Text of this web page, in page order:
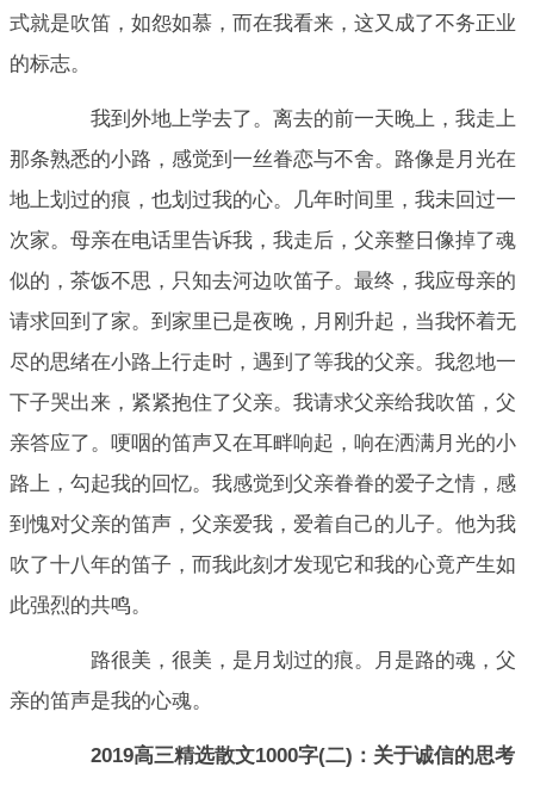
式就是吹笛，如怨如慕，而在我看来，这又成了不务正业
的标志。
我到外地上学去了。离去的前一天晚上，我走上
那条熟悉的小路，感觉到一丝眷恋与不舍。路像是月光在
地上划过的痕，也划过我的心。几年时间里，我未回过一
次家。母亲在电话里告诉我，我走后，父亲整日像掉了魂
似的，茶饭不思，只知去河边吹笛子。最终，我应母亲的
请求回到了家。到家里已是夜晚，月刚升起，当我怀着无
尽的思绪在小路上行走时，遇到了等我的父亲。我忽地一
下子哭出来，紧紧抱住了父亲。我请求父亲给我吹笛，父
亲答应了。哽咽的笛声又在耳畔响起，响在洒满月光的小
路上，勾起我的回忆。我感觉到父亲眷眷的爱子之情，感
到愧对父亲的笛声，父亲爱我，爱着自己的儿子。他为我
吹了十八年的笛子，而我此刻才发现它和我的心竟产生如
此强烈的共鸣。
路很美，很美，是月划过的痕。月是路的魂，父
亲的笛声是我的心魂。
2019高三精选散文1000字(二)：关于诚信的思考